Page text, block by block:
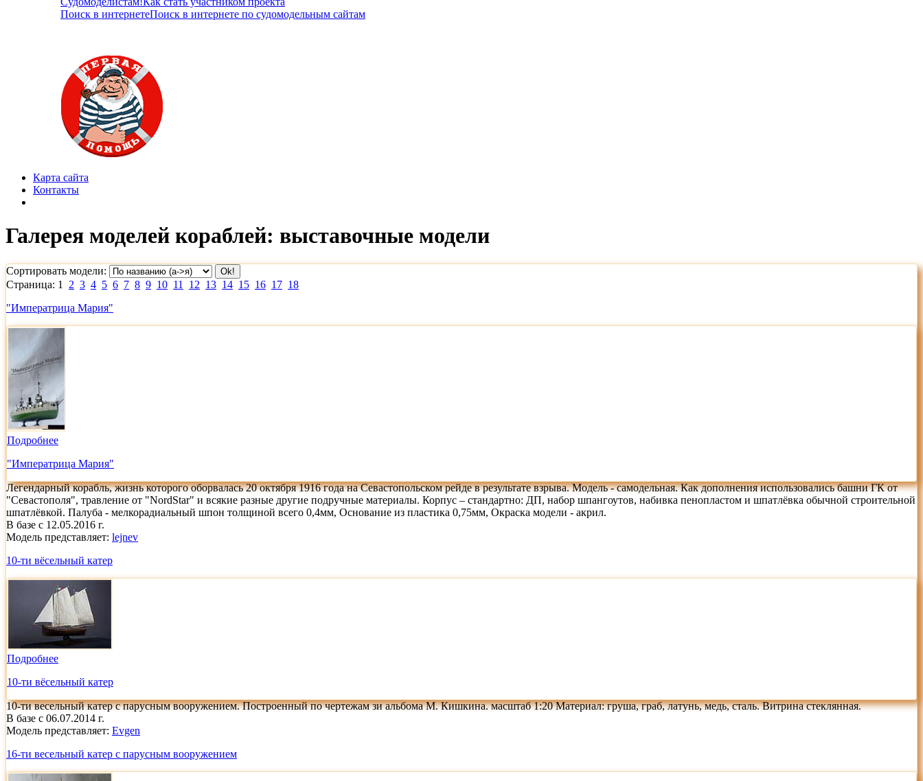
Поиск в интернетеПоиск в интернете по судомодельным сайтам
Карта сайта
Контакты
Галерея моделей кораблей: выставочные модели
Сортировать модели:
Страница: 1 2 3 4 5 6 7 8 9 10 11 12 13 14 15 16 17 18
"Императрица Мария"
Подробнее
"Императрица Мария"
Легендарный корабль, жизнь которого оборвалась 20 октября 1916 года на Севастопольском рейде в результате взрыва. Модель - самодельная. Как дополнения использовались башни ГК от
"Севастополя", травление от "NordStar" и всякие разные другие подручные материалы. Корпус – стандартно: ДП, набор шпангоутов, набивка пенопластом и шпатлёвка обычной строительной
шпатлёвкой. Палуба - мелкорадиальный шпон толщиной всего 0,4мм, Основание из пластика 0,75мм, Окраска модели - акрил.
В базе с 12.05.2016 г.
Модель представляет: lejnev
10-ти вёсельный катер
Подробнее
10-ти вёсельный катер
10-ти весельный катер с парусным вооружением. Построенный по чертежам зи альбома М. Кишкина. масштаб 1:20 Материал: груша, граб, латунь, медь, сталь. Витрина стеклянная.
В базе с 06.07.2014 г.
Модель представляет: Evgen
16-ти весельный катер с парусным вооружением